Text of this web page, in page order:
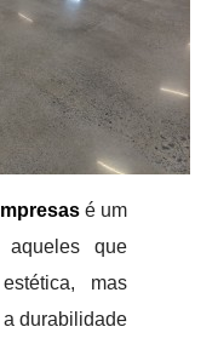
é um
aqueles que
mas
durabilidade